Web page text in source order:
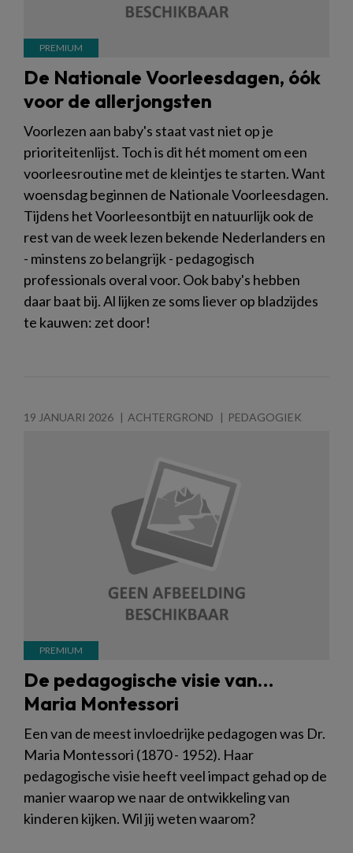
De Nationale Voorleesdagen, óók
voor de allerjongsten
Voorlezen aan baby's staat vast niet op je
prioriteitenlijst. Toch is dit hét moment om een
voorleesroutine met de kleintjes te starten. Want
woensdag beginnen de Nationale Voorleesdagen.
Tijdens het Voorleesontbijt en natuurlijk ook de
rest van de week lezen bekende Nederlanders en
- minstens zo belangrijk - pedagogisch
professionals overal voor. Ook baby's hebben
daar baat bij. Al lijken ze soms liever op bladzijdes
te kauwen: zet door!
19 JANUARI 2026 ACHTERGROND PEDAGOGIEK
De pedagogische visie van…
Maria Montessori
Een van de meest invloedrijke pedagogen was Dr.
Maria Montessori (1870 - 1952). Haar
pedagogische visie heeft veel impact gehad op de
manier waarop we naar de ontwikkeling van
kinderen kijken. Wil jij weten waarom?